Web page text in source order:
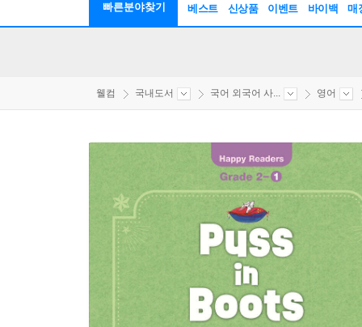
빠른분야찾기 베스트 신상품 이벤트 바이백 매
웰컴 국내도서 국어 외국어 사... 영어